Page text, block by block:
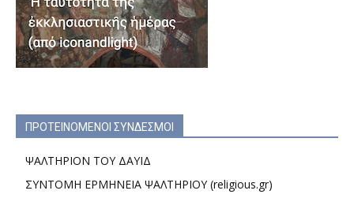
ΠΡΟΤΕΙΝΟΜΕΝΟΙ ΣΥΝΔΕΣΜΟΙ
ΨΑΛΤΗΡΙΟΝ ΤΟΥ ΔΑΥΙΔ
ΣΥΝΤΟΜΗ ΕΡΜΗΝΕΙΑ ΨΑΛΤΗΡΙΟΥ (religious.gr)